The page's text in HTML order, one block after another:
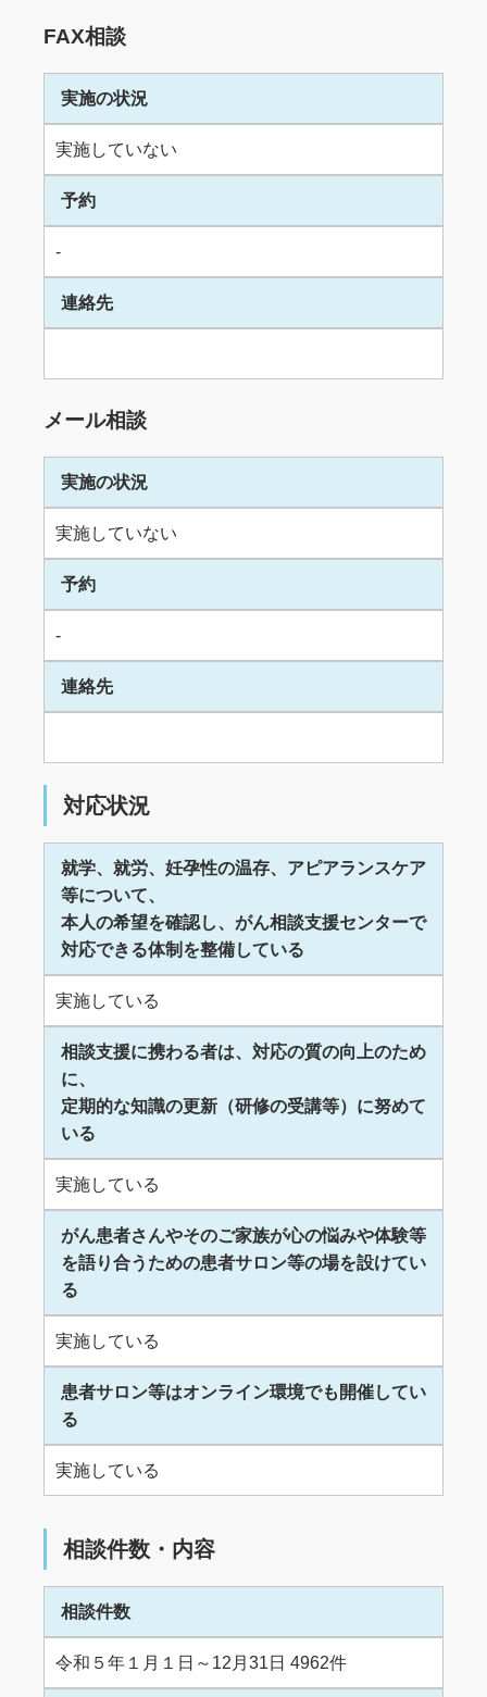
FAX相談
実施の状況
実施していない
予約
-
連絡先
メール相談
実施の状況
実施していない
予約
-
連絡先
対応状況
就学、就労、妊孕性の温存、アピアランスケア
等について、
本人の希望を確認し、がん相談支援センターで
対応できる体制を整備している
実施している
相談支援に携わる者は、対応の質の向上のため
に、
定期的な知識の更新（研修の受講等）に努めて
いる
実施している
がん患者さんやそのご家族が心の悩みや体験等
を語り合うための患者サロン等の場を設けてい
る
実施している
患者サロン等はオンライン環境でも開催してい
る
実施している
相談件数・内容
相談件数
令和５年１月１日～12月31日 4962件